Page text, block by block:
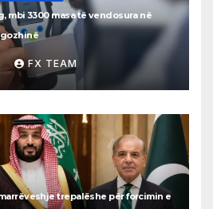
mbi 3300 masa të vendosura në
FX TEAM
trepalëshe për forcimin e